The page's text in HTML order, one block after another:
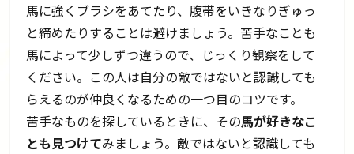
馬に強くブラシをあてたり、腹帯をいきなりぎゅっ
と締めたりすることは避けましょう。苦手なことも
馬によって少しずつ違うので、じっくり観察をして
ください。この人は自分の敵ではないと認識しても
らえるのが仲良くなるための一つ目のコツです。
苦手なものを探しているときに、その馬が好きなこ
とも見つけてみましょう。敵ではないと認識しても